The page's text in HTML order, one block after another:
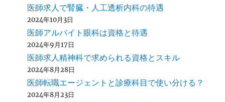
医師求人で腎臓・人工透析内科の待遇
2024年10月3日
医師アルバイト眼科は資格と待遇
2024年9月17日
医師求人精神科で求められる資格とスキル
2024年8月28日
医師転職エージェントと診療科目で使い分ける？
2024年8月23日